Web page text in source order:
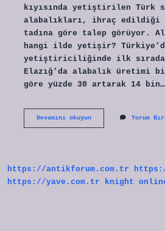
kıyısında yetiştirilen Türk
alabalıkları, ihraç edildiği
tadına göre talep görüyor.
hangi ilde yetişir?
yetiştiriciliğinde ilk sırada
Elazığ’da alabalık üretimi
göre yüzde 30 artarak 14 bin…
Devamını okuyunHakiki
Yorum
https://antikforum.com.tr
https://yave.com.tr
knight